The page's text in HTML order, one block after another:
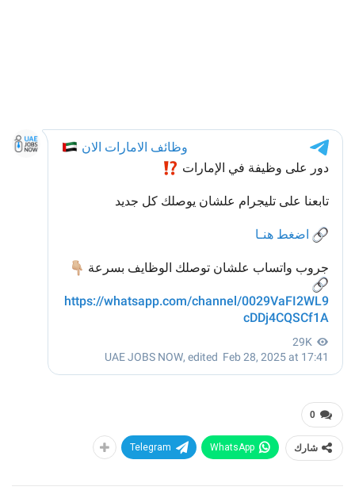
0
شارك WhatsApp
Telegram